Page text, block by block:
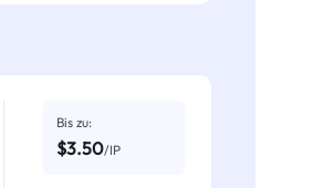
Bis zu:
$3.50/IP